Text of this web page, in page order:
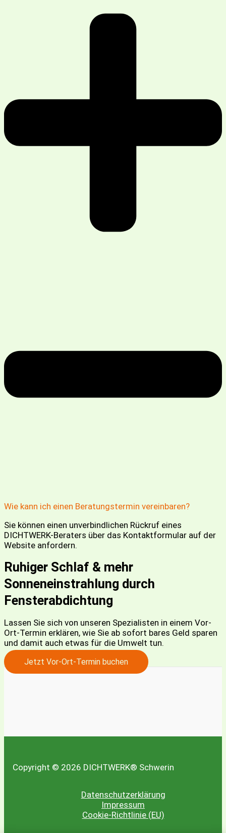
Wie kann ich einen Beratungstermin vereinbaren?
Sie können einen unverbindlichen Rückruf eines
DICHTWERK-Beraters über das Kontaktformular auf der
Website anfordern.
Ruhiger Schlaf & mehr
Sonneneinstrahlung durch
Fensterabdichtung
Lassen Sie sich von unseren Spezialisten in einem Vor-
Ort-Termin erklären, wie Sie ab sofort bares Geld sparen
und damit auch etwas für die Umwelt tun.
Jetzt Vor-Ort-Termin buchen
Copyright © 2026 DICHTWERK® Schwerin
Datenschutzerklärung
Impressum
Cookie-Richtlinie (EU)